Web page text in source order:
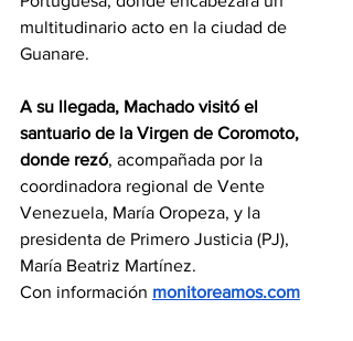
multitudinario acto en la ciudad de
Guanare.
A su llegada, Machado visitó el
santuario de la Virgen de Coromoto,
donde rezó, acompañada por la
coordinadora regional de Vente
Venezuela, María Oropeza, y la
presidenta de Primero Justicia (PJ),
María Beatriz Martínez.
Con información monitoreamos.com